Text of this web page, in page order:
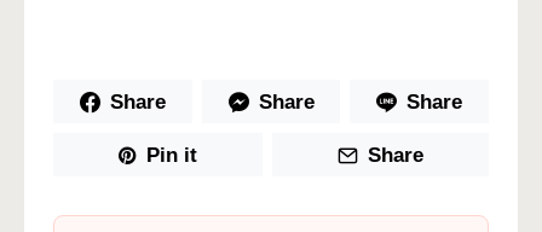
Share Share Share
Pin it Share